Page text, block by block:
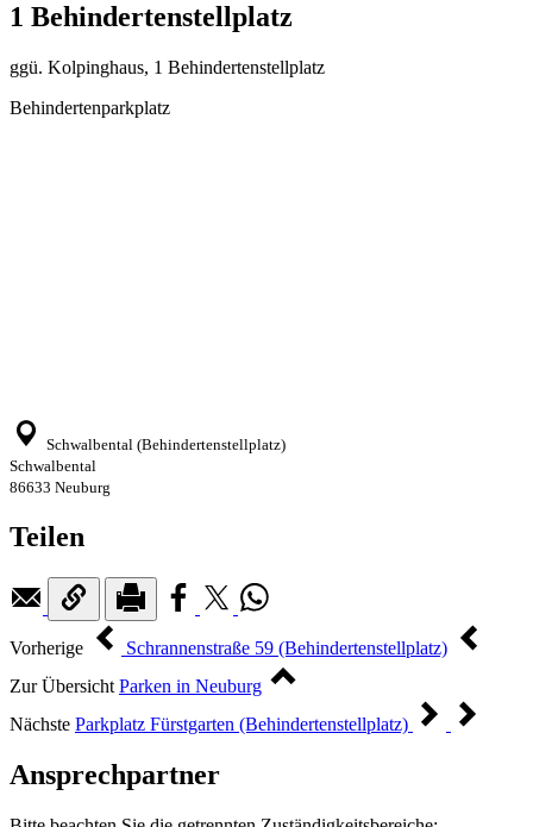
1 Behindertenstellplatz
ggü. Kolpinghaus, 1 Behindertenstellplatz
Behindertenparkplatz
Schwalbental (Behindertenstellplatz)
Schwalbental
86633 Neuburg
Teilen
Vorherige
Schrannenstraße 59 (Behindertenstellplatz)
Zur Übersicht Parken in Neuburg
Nächste Parkplatz Fürstgarten (Behindertenstellplatz)
Ansprechpartner